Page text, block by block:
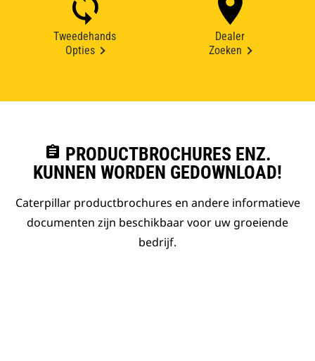
Tweedehands
Opties
Dealer
Zoeken
assignment PRODUCTBROCHURES ENZ.
KUNNEN WORDEN GEDOWNLOAD!
Caterpillar productbrochures en andere informatieve
documenten zijn beschikbaar voor uw groeiende
bedrijf.